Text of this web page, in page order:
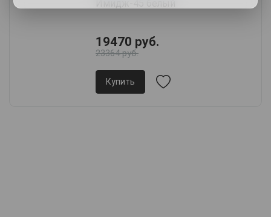
19470 руб.
23364 руб.
Купить